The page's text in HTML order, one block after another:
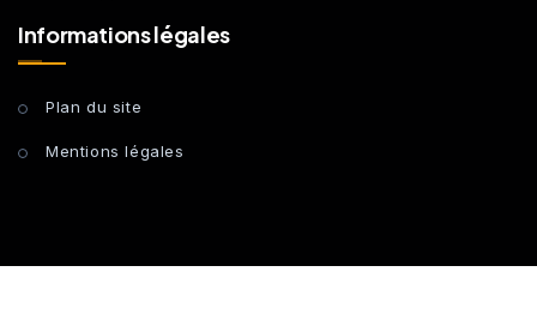
Informations légales
Plan du site
Mentions légales